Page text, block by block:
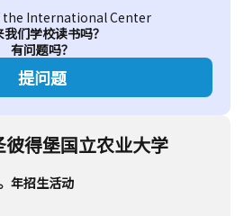
International Center
们学校读书吗？
有问题吗？
提问题
彼得堡国立农业大学
年招生活动